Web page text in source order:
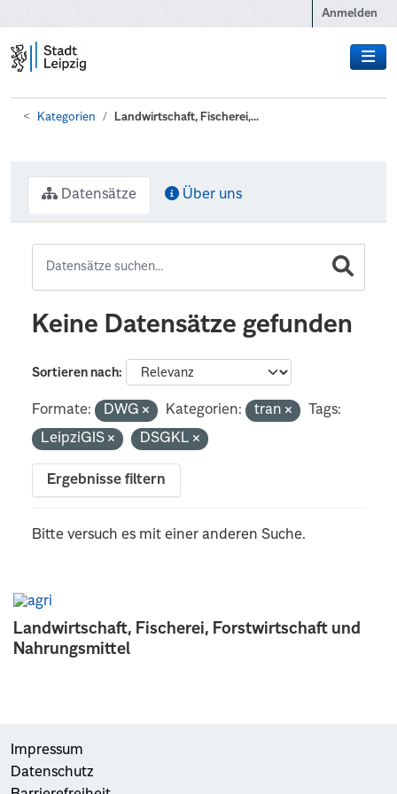
Anmelden
Kategorien Landwirtschaft, Fischerei,...
Landwirtschaft, Fischerei, Forstwirtschaft und
Nahrungsmittel
Datensätze Über uns
Keine Datensätze gefunden
Sortieren nach
Formate: DWG Kategorien: tran
Tags:
LeipziGIS
DSGKL
Ergebnisse filtern
Bitte versuch es mit einer anderen Suche.
Impressum
Datenschutz